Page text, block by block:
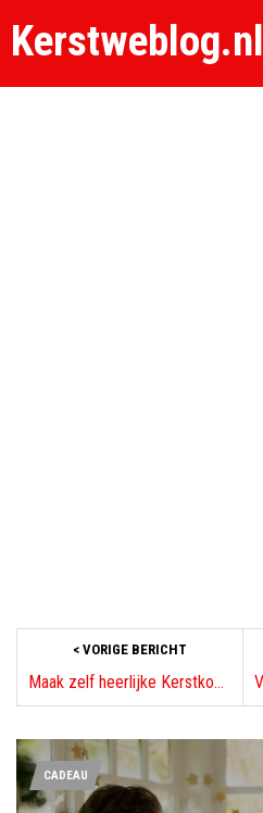
Kerstweblog.nl
< VORIGE BERICHT
Maak zelf heerlijke Kerstkoffie
CADEAU